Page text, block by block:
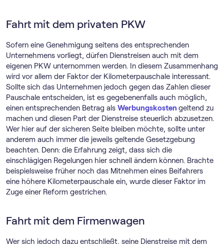
Fahrt mit dem privaten PKW
Sofern eine Genehmigung seitens des entsprechenden
Unternehmens vorliegt, dürfen Dienstreisen auch mit dem
eigenen PKW unternommen werden. In diesem Zusammenhang
wird vor allem der Faktor der Kilometerpauschale interessant.
Sollte sich das Unternehmen jedoch gegen das Zahlen dieser
Pauschale entscheiden, ist es gegebenenfalls auch möglich,
einen entsprechenden Betrag als Werbungskosten geltend zu
machen und diesen Part der Dienstreise steuerlich abzusetzen.
Wer hier auf der sicheren Seite bleiben möchte, sollte unter
anderem auch immer die jeweils geltende Gesetzgebung
beachten. Denn: die Erfahrung zeigt, dass sich die
einschlägigen Regelungen hier schnell ändern können. Brachte
beispielsweise früher noch das Mitnehmen eines Beifahrers
eine höhere Kilometerpauschale ein, wurde dieser Faktor im
Zuge einer Reform gestrichen.
Fahrt mit dem Firmenwagen
Wer sich jedoch dazu entschließt, seine Dienstreise mit dem